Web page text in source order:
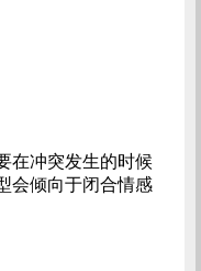
在冲突发生的时候
会倾向于闭合情感